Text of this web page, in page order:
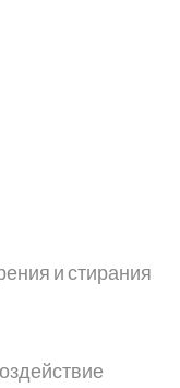
и стирания